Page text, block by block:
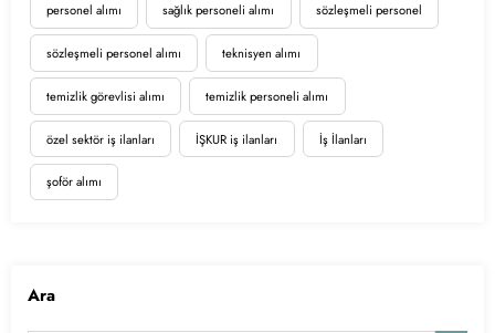
personel alımı sağlık personeli alımı sözleşmeli personel
sözleşmeli personel alımı teknisyen alımı
temizlik görevlisi alımı temizlik personeli alımı
özel sektör iş ilanları İŞKUR iş ilanları İş İlanları
şoför alımı
Ara